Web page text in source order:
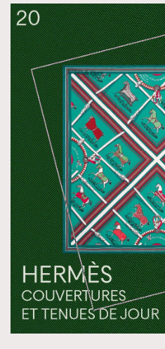
AFrenchMind
EmpowerF